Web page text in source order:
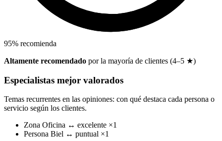
95% recomienda
Altamente recomendado por la mayoría de clientes (4–5 ★)
Especialistas mejor valorados
Temas recurrentes en las opiniones: con qué destaca cada persona o
servicio según los clientes.
Zona Oficina ↔ excelente ×1
Persona Biel ↔ puntual ×1